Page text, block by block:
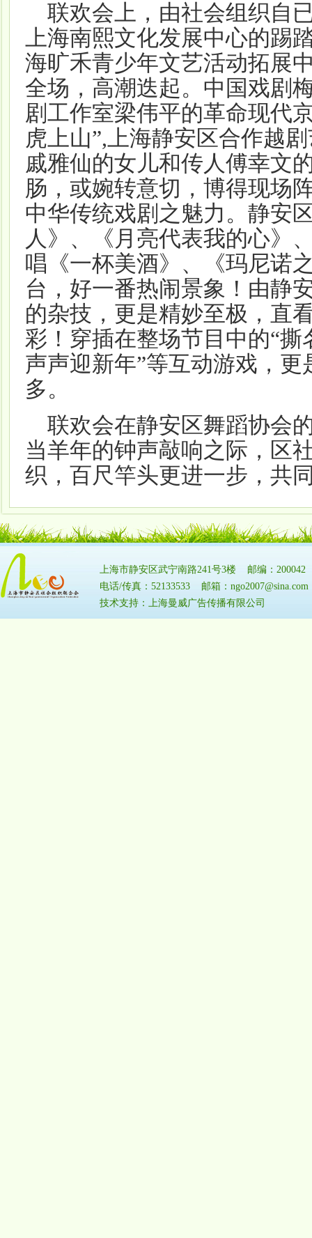
联欢会上，由社会组织自
上海南熙文化发展中心的踢
海旷禾青少年文艺活动拓展
全场，高潮迭起。中国戏剧
剧工作室梁伟平的革命现代
虎上山”,上海静安区合作越
戚雅仙的女儿和传人傅幸文
肠，或婉转意切，博得现场
中华传统戏剧之魅力。静安
人》、《月亮代表我的心》
唱《一杯美酒》、《玛尼诺
台，好一番热闹景象！由静
的杂技，更是精妙至极，直
彩！穿插在整场节目中的“撕
声声迎新年”等互动游戏，
多。
联欢会在静安区舞蹈协会
当羊年的钟声敲响之际，区
织，百尺竿头更进一步，共
上海市静安区武宁南路241号3楼 邮编：
电话/传真：52133533 邮箱：
技术支持：上海曼威广告传播有限公司